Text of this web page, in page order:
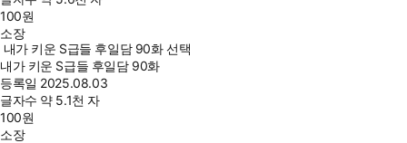
100원
소장
내가 키운 S급들 후일담 90화 선택
내가 키운 S급들 후일담 90화
등록일 2025.08.03
글자수 약 5.1천 자
100원
소장